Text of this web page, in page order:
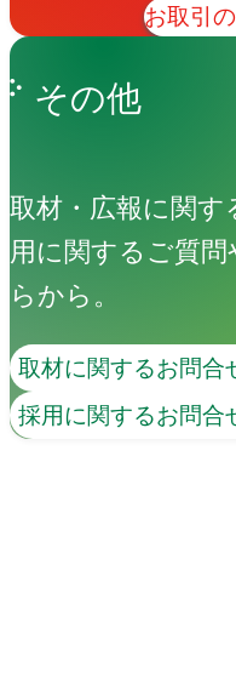
お取引
その他
取材・広報に関
用に関するご質
らから。
取材に関するお問合
採用に関するお問合